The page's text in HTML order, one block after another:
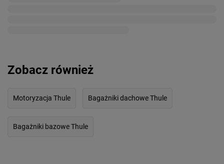
Zobacz również
Motoryzacja Thule Bagażniki dachowe Thule
Bagażniki bazowe Thule